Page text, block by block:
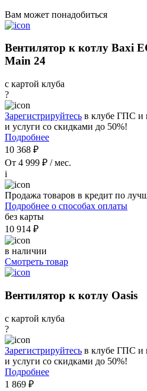
Вам может понадобиться
Вентилятор к котлу Baxi
Main 24
с картой клуба
?
Зарегистрируйтесь в клубе ГПС и
и услуги со скидками до 50%!
Подробнее
10 368 ₽
От 4 999 ₽ / мес.
i
Продажа товаров в кредит по
Подробнее о способах оплаты
без карты
10 914 ₽
в наличии
Смотреть товар
Вентилятор к котлу Oasis
с картой клуба
?
Зарегистрируйтесь в клубе ГПС и
и услуги со скидками до 50%!
Подробнее
1 869 ₽